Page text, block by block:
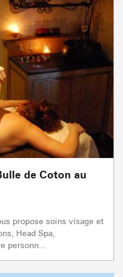
de Coton au
propose soins visage et
Head Spa,
personn...